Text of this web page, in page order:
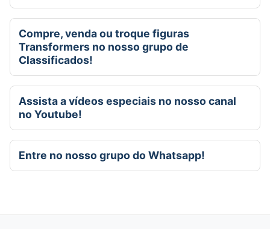
Compre, venda ou troque figuras
Transformers no nosso grupo de
Classificados!
Assista a vídeos especiais no nosso canal
no Youtube!
Entre no nosso grupo do Whatsapp!